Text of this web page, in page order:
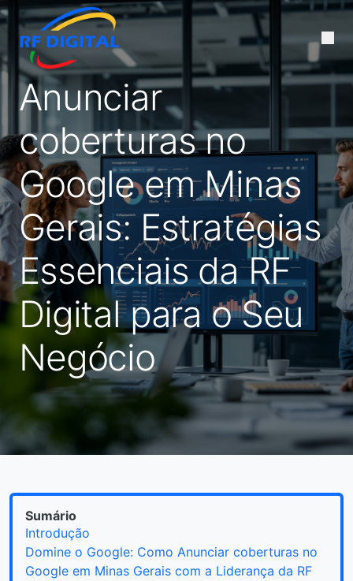
Anunciar
coberturas no
Google em Minas
Gerais: Estratégias
Essenciais da RF
Digital para o Seu
Negócio
Sumário
Introdução
Domine o Google: Como Anunciar coberturas no
Google em Minas Gerais com a Liderança da RF